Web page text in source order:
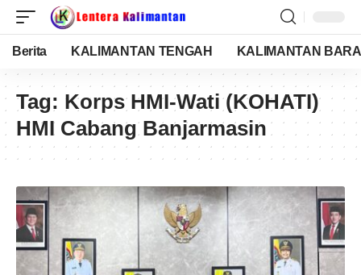
Berita KALIMANTAN TENGAH KALIMANTAN
Tag: Korps HMI-Wati (KOHATI)
HMI Cabang Banjarmasin